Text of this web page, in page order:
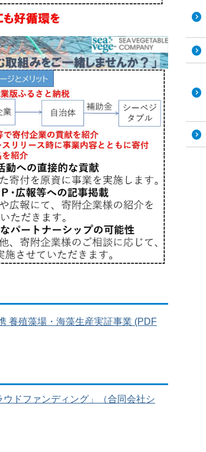
養殖藻場・海藻生産実証事業 (PDF
ドファンディング」（合同会社シ